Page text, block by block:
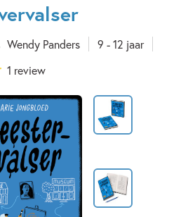
Wendy Panders 9 - 12 jaar
1 review